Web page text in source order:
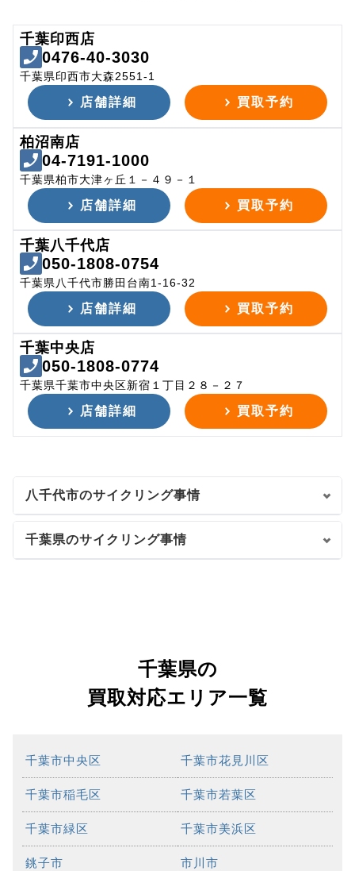
千葉印西店
0476-40-3030
千葉県印西市大森2551-1
店舗詳細 買取予約
柏沼南店
04-7191-1000
千葉県柏市大津ヶ丘１－４９－１
店舗詳細 買取予約
千葉八千代店
050-1808-0754
千葉県八千代市勝田台南1-16-32
店舗詳細 買取予約
千葉中央店
050-1808-0774
千葉県千葉市中央区新宿１丁目２８－２７
店舗詳細 買取予約
八千代市のサイクリング事情
千葉県のサイクリング事情
千葉県の
買取対応エリア一覧
千葉市中央区 千葉市花見川区
千葉市稲毛区 千葉市若葉区
千葉市緑区 千葉市美浜区
銚子市 市川市